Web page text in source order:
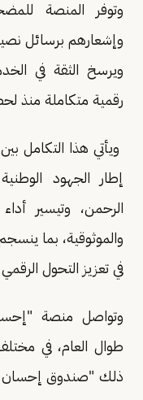
وتوفر المنصة
وإشعارهم برسائل
ويرسخ الثقة في
رقمية متكاملة منذ
ويأتي هذا التكامل
إطار الجهود
الرحمن، وتيسير
في تعزيز التحول
وتواصل منصة
طوال العام، في
ذلك "صندوق إحسان